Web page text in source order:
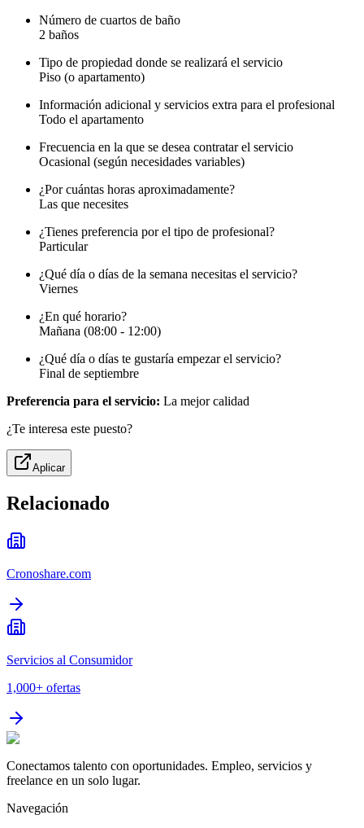
Número de cuartos de baño
2 baños
Tipo de propiedad donde se realizará el servicio
Piso (o apartamento)
Información adicional y servicios extra para el profesional
Todo el apartamento
Frecuencia en la que se desea contratar el servicio
Ocasional (según necesidades variables)
¿Por cuántas horas aproximadamente?
Las que necesites
¿Tienes preferencia por el tipo de profesional?
Particular
¿Qué día o días de la semana necesitas el servicio?
Viernes
¿En qué horario?
Mañana (08:00 - 12:00)
¿Qué día o días te gustaría empezar el servicio?
Final de septiembre
Preferencia para el servicio: La mejor calidad
¿Te interesa este puesto?
Aplicar
Relacionado
Cronoshare.com
Servicios al Consumidor
1,000+ ofertas
Conectamos talento con oportunidades. Empleo, servicios y
freelance en un solo lugar.
Navegación